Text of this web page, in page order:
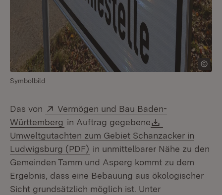
Symbolbild
Das von Extern:
Vermögen und Bau Baden-
Württemberg (Öffnet in neuem Fenster)
in Auftrag gegebene
Umweltgutachten zum Gebiet Schanzacker in
Ludwigsburg (PDF) (Öffnet in neuem Fenster)
in unmittelbarer Nähe zu den
Gemeinden Tamm und Asperg kommt zu dem
Ergebnis, dass eine Bebauung aus ökologischer
Sicht grundsätzlich möglich ist. Unter